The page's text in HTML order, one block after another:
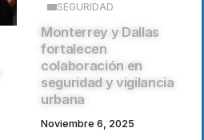
SEGURIDAD
Monterrey y Dallas
fortalecen
colaboración en
seguridad y vigilancia
urbana
Noviembre 6, 2025